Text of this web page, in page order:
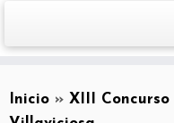
Inicio » XIII